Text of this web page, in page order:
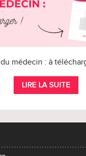
médecin : à
LIRE LA SUITE